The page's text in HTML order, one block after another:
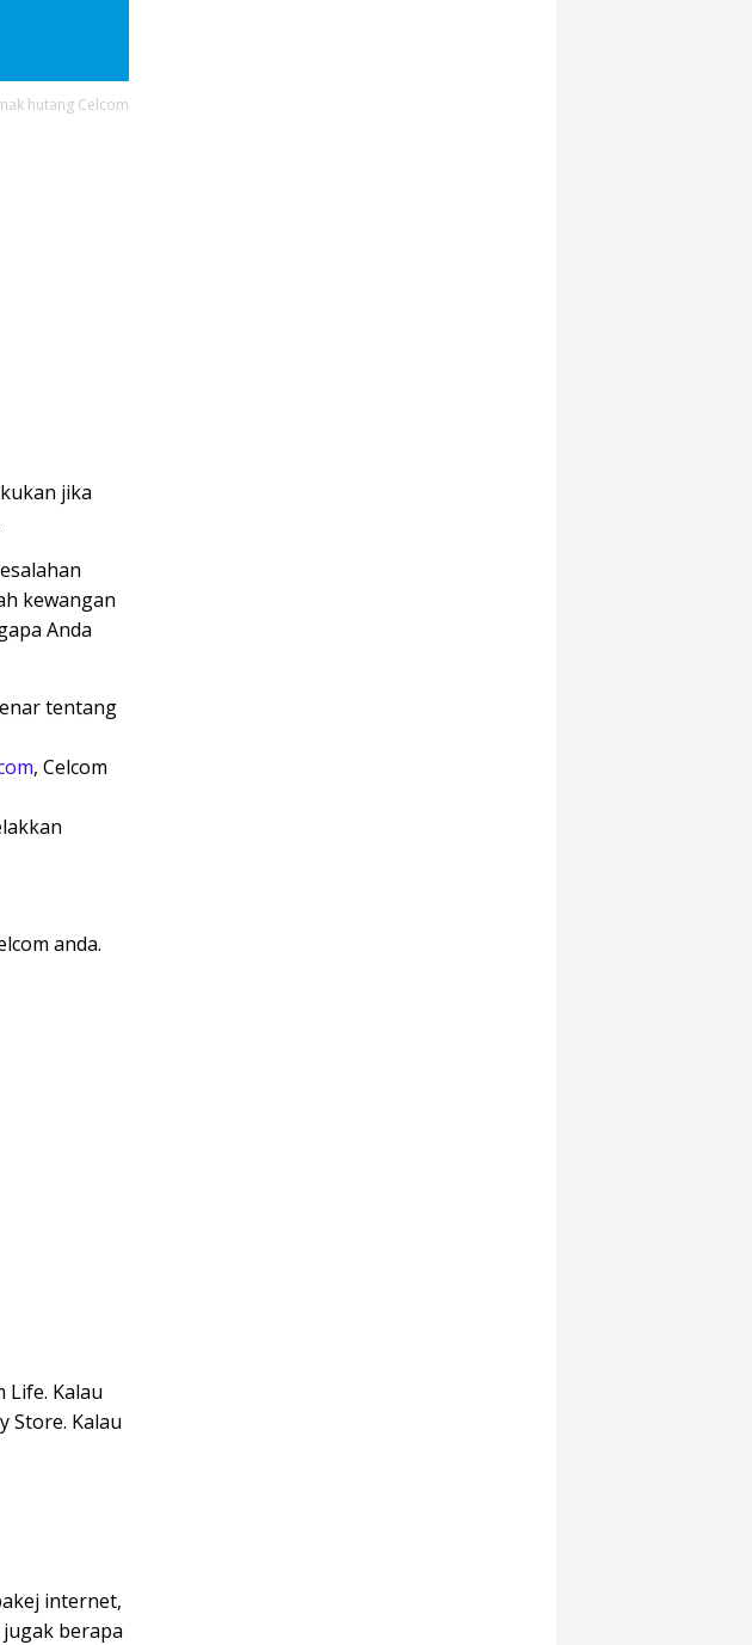
hutang Celcom
jika
kewangan
Anda
tentang
, Celcom
anda.
Life. Kalau
Store. Kalau
internet,
berapa